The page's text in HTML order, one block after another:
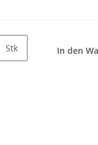
Stk In den